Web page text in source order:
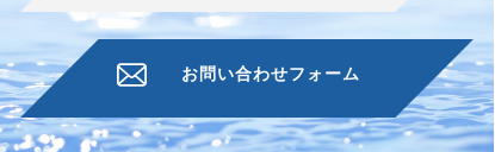
お問い合わせフォーム